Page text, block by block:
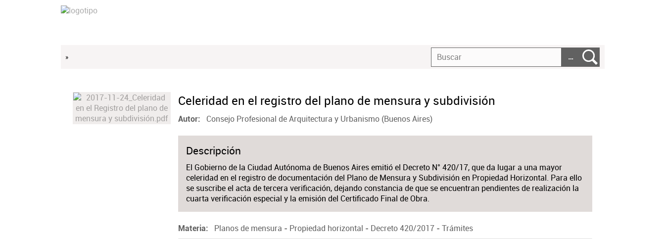
» …
Celeridad en el registro del plano de mensura y subdivisión
Autor Consejo Profesional de Arquitectura y Urbanismo (Buenos Aires)
Descripción
El Gobierno de la Ciudad Autónoma de Buenos Aires emitió el Decreto N° 420/17, que da lugar a una mayor
celeridad en el registro de documentación del Plano de Mensura y Subdivisión en Propiedad Horizontal. Para ello
se suscribe el acta de tercera verificación, dejando constancia de que se encuentran pendientes de realización la
cuarta verificación especial y la emisión del Certificado Final de Obra.
Materia Planos de mensura - Propiedad horizontal - Decreto 420/2017- Trámites